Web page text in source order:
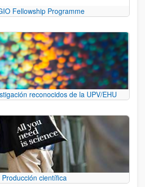
Fellowship Programme
reconocidos de la UPV/EHU
Producción científica